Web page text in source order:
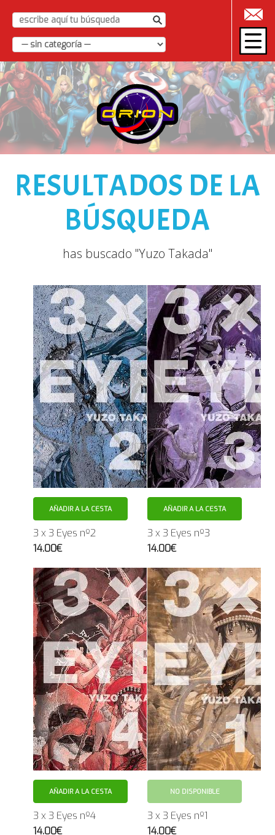
|
RESULTADOS DE LA
BÚSQUEDA
has buscado "Yuzo Takada"
AÑADIR A LA CESTA
3 x 3 Eyes nº2
14.00€
AÑADIR A LA CESTA
3 x 3 Eyes nº3
14.00€
AÑADIR A LA CESTA
3 x 3 Eyes nº4
14.00€
NO DISPONIBLE
3 x 3 Eyes nº1
14.00€